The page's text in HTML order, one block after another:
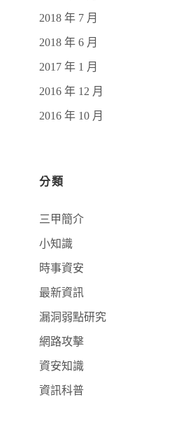
2018 年 7 月
2018 年 6 月
2017 年 1 月
2016 年 12 月
2016 年 10 月
分類
三甲簡介
小知識
時事資安
最新資訊
漏洞弱點研究
網路攻擊
資安知識
資訊科普